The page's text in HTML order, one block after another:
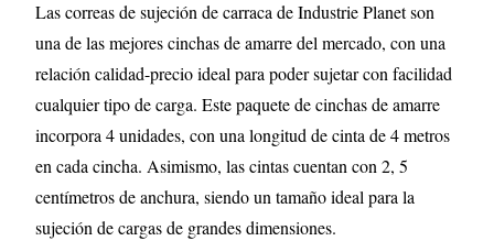
Las correas de sujeción de carraca de Industrie Planet son
una de las mejores cinchas de amarre del mercado, con una
relación calidad-precio ideal para poder sujetar con facilidad
cualquier tipo de carga. Este paquete de cinchas de amarre
incorpora 4 unidades, con una longitud de cinta de 4 metros
en cada cincha. Asimismo, las cintas cuentan con 2, 5
centímetros de anchura, siendo un tamaño ideal para la
sujeción de cargas de grandes dimensiones.